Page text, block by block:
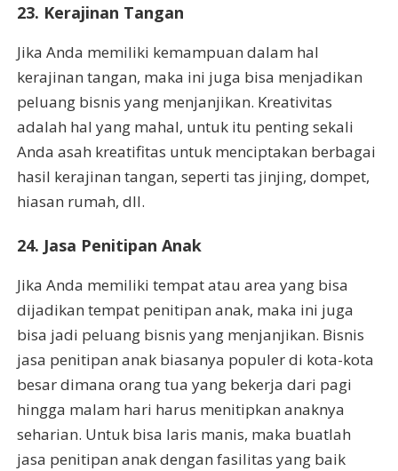
23. Kerajinan Tangan
Jika Anda memiliki kemampuan dalam hal
kerajinan tangan, maka ini juga bisa menjadikan
peluang bisnis yang menjanjikan. Kreativitas
adalah hal yang mahal, untuk itu penting sekali
Anda asah kreatifitas untuk menciptakan berbagai
hasil kerajinan tangan, seperti tas jinjing, dompet,
hiasan rumah, dll.
24. Jasa Penitipan Anak
Jika Anda memiliki tempat atau area yang bisa
dijadikan tempat penitipan anak, maka ini juga
bisa jadi peluang bisnis yang menjanjikan. Bisnis
jasa penitipan anak biasanya populer di kota-kota
besar dimana orang tua yang bekerja dari pagi
hingga malam hari harus menitipkan anaknya
seharian. Untuk bisa laris manis, maka buatlah
jasa penitipan anak dengan fasilitas yang baik